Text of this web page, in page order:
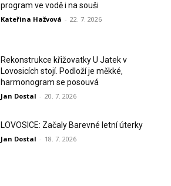
program ve vodě i na souši
Kateřina Hažvová - 22. 7. 2026
Rekonstrukce křižovatky U Jatek v
Lovosicích stojí. Podloží je měkké,
harmonogram se posouvá
Jan Dostal - 20. 7. 2026
LOVOSICE: Začaly Barevné letní úterky
Jan Dostal - 18. 7. 2026